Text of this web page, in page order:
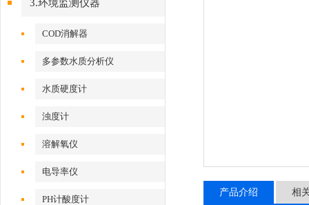
3.环境监测仪器
COD消解器
多参数水质分析仪
水质硬度计
浊度计
溶解氧仪
电导率仪
PH计酸度计
产品介绍 相